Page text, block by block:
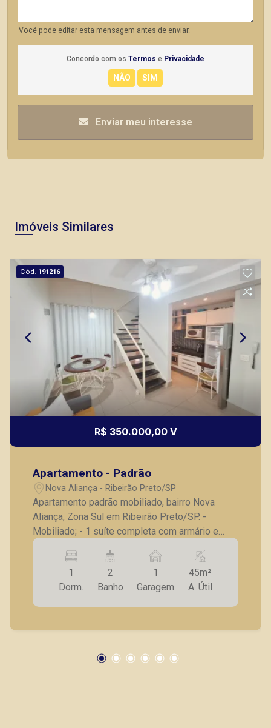
Você pode editar esta mensagem antes de enviar.
Concordo com os Termos e Privacidade
Enviar meu interesse
Imóveis Similares
Cód. 191216
R$ 350.000,00 V
Apartamento - Padrão
Nova Aliança - Ribeirão Preto/SP
Apartamento padrão mobiliado, bairro Nova
Aliança, Zona Sul em Ribeirão Preto/SP. -
Mobiliado; - 1 suíte completa com armário e
hidro; - Lavabo; - Sala para 2 ambientes; -
Cozinha planejada; - Lavanderia; - Quintal em L; -
1 vaga de garagem. A Piramid tem como
objetivo atender seus clientes com agilidade e
segurança, em locação, vendas de imóveis
lançamentos da cidade de Ribeirão Preto.
1
Dorm.
2
Banho
1
Garagem
45m²
A. Útil